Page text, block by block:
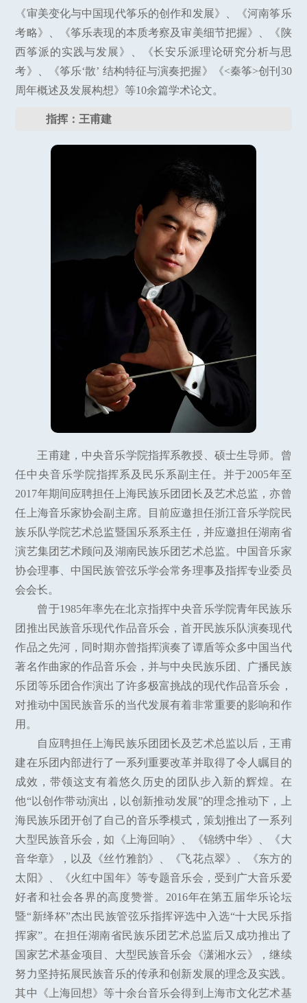
《审美变化与中国现代筝乐的创作和发展》、《河南筝乐
考略》、《筝乐表现的本质考察及审美细节把握》、《陕
西筝派的实践与发展》、《长安乐派理论研究分析与思
考》、《筝乐‘散’ 结构特征与演奏把握》《<秦筝>创刊30
周年概述及发展构想》等10余篇学术论文。
指挥：王甫建
王甫建，中央音乐学院指挥系教授、硕士生导师。曾
任中央音乐学院指挥系及民乐系副主任。并于2005年至
2017年期间应聘担任上海民族乐团团长及艺术总监，亦曾
任上海音乐家协会副主席。目前应邀担任浙江音乐学院民
族乐队学院艺术总监暨国乐系系主任，并应邀担任湖南省
演艺集团艺术顾问及湖南民族乐团艺术总监。中国音乐家
协会理事、中国民族管弦乐学会常务理事及指挥专业委员
会会长。
曾于1985年率先在北京指挥中央音乐学院青年民族乐
团推出民族音乐现代作品音乐会，首开民族乐队演奏现代
作品之先河，同时期亦曾指挥演奏了谭盾等众多中国当代
著名作曲家的作品音乐会，并与中央民族乐团、广播民族
乐团等乐团合作演出了许多极富挑战的现代作品音乐会，
对推动中国民族音乐的当代发展有着非常重要的影响和作
用。
自应聘担任上海民族乐团团长及艺术总监以后，王甫
建在乐团内部进行了一系列重要改革并取得了令人瞩目的
成效，带领这支有着悠久历史的团队步入新的辉煌。在
他“以创作带动演出，以创新推动发展”的理念推动下，上
海民族乐团开创了自己的音乐季模式，策划推出了一系列
大型民族音乐会，如《上海回响》、《锦绣中华》、《大
音华章》，以及《丝竹雅韵》、《飞花点翠》、《东方的
太阳》、《火红中国年》等专题音乐会，受到广大音乐爱
好者和社会各界的高度赞誉。2016年在第五届华乐论坛
暨“新绎杯”杰出民族管弦乐指挥评选中入选“十大民乐指
挥家”。在担任湖南省民族乐团艺术总监后又成功推出了
国家艺术基金项目、大型民族音乐会《潇湘水云》，继续
努力坚持拓展民族音乐的传承和创新发展的理念及实践。
其中《上海回想》等十余台音乐会得到上海市文化艺术基